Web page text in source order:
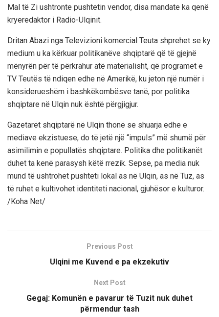
Mal të Zi ushtronte pushtetin vendor, disa mandate ka qenë
kryeredaktor i Radio-Ulqinit.
Dritan Abazi nga Televizioni komercial Teuta shprehet se ky
medium u ka kërkuar politikanëve shqiptarë që të gjejnë
mënyrën për të përkrahur atë materialisht, që programet e
TV Teutës të ndiqen edhe në Amerikë, ku jeton një numër i
konsiderueshëm i bashkëkombësve tanë, por politika
shqiptare në Ulqin nuk është përgjigjur.
Gazetarët shqiptarë në Ulqin thonë se shuarja edhe e
mediave ekzistuese, do të jetë një “impuls” më shumë për
asimilimin e popullatës shqiptare. Politika dhe politikanët
duhet ta kenë parasysh këtë rrezik. Sepse, pa media nuk
mund të ushtrohet pushteti lokal as në Ulqin, as në Tuz, as
të ruhet e kultivohet identiteti nacional, gjuhësor e kulturor.
/Koha Net/
Previous Post
Ulqini me Kuvend e pa ekzekutiv
Next Post
Gegaj: Komunën e pavarur të Tuzit nuk duhet
përmendur tash